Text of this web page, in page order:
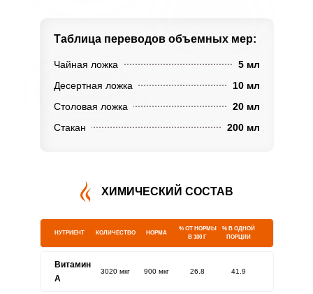
Таблица переводов объемных мер:
Чайная ложка
5 мл
Десертная ложка
10 мл
Столовая ложка
20 мл
Стакан
200 мл
ХИМИЧЕСКИЙ СОСТАВ
НУТРИЕНТ КОЛИЧЕСТВО НОРМА
% ОТ НОРМЫ
В 100 Г
% В ОДНОЙ
ПОРЦИИ
Витамин
A
3020 мкг 900 мкг 26.8 41.9